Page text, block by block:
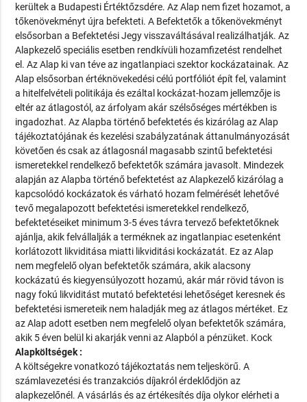
kerültek a Budapesti Értéktőzsdére. Az Alap nem fizet hozamot, a
tőkenövekményt újra befekteti. A Befektetők a tőkenövekményt
elsősorban a Befektetési Jegy visszaváltásával realizálhatják. Az
Alapkezelő speciális esetben rendkívüli hozamfizetést rendelhet
el. Az Alap ki van téve az ingatlanpiaci szektor kockázatainak. Az
Alap elsősorban értéknövekedési célú portfóliót épít fel, valamint
a hitelfelvételi politikája és ezáltal kockázat-hozam jellemzője is
eltér az átlagostól, az árfolyam akár szélsőséges mértékben is
ingadozhat. Az Alapba történő befektetés és kizárólag az Alap
tájékoztatójának és kezelési szabályzatának áttanulmányozását
követően és csak az átlagosnál magasabb szintű befektetési
ismeretekkel rendelkező befektetők számára javasolt. Mindezek
alapján az Alapba történő befektetést az Alapkezelő kizárólag a
kapcsolódó kockázatok és várható hozam felmérését lehetővé
tevő megalapozott befektetési ismeretekkel rendelkező,
befektetéseiket minimum 3-5 éves távra tervező befektetőknek
ajánlja, akik felvállalják a terméknek az ingatlanpiac esetenként
korlátozott likviditása miatti likviditási kockázatát. Ez az Alap
nem megfelelő olyan befektetők számára, akik alacsony
kockázatú és kiegyensúlyozott hozamú, akár már rövid távon is
nagy fokú likviditást mutató befektetési lehetőséget keresnek és
befektetési ismereteik nem haladják meg az átlagos mértéket. Ez
az Alap adott esetben nem megfelelő olyan befektetők számára,
akik 5 éven belül ki akarják venni az Alapból a pénzüket. Kock
Alapköltségek :
A költségekre vonatkozó tájékoztatás nem teljeskörű. A
számlavezetési és tranzakciós díjakról érdeklődjön az
alapkezelőnél. A vásárlás és az értékesítés díja olykor elérheti a